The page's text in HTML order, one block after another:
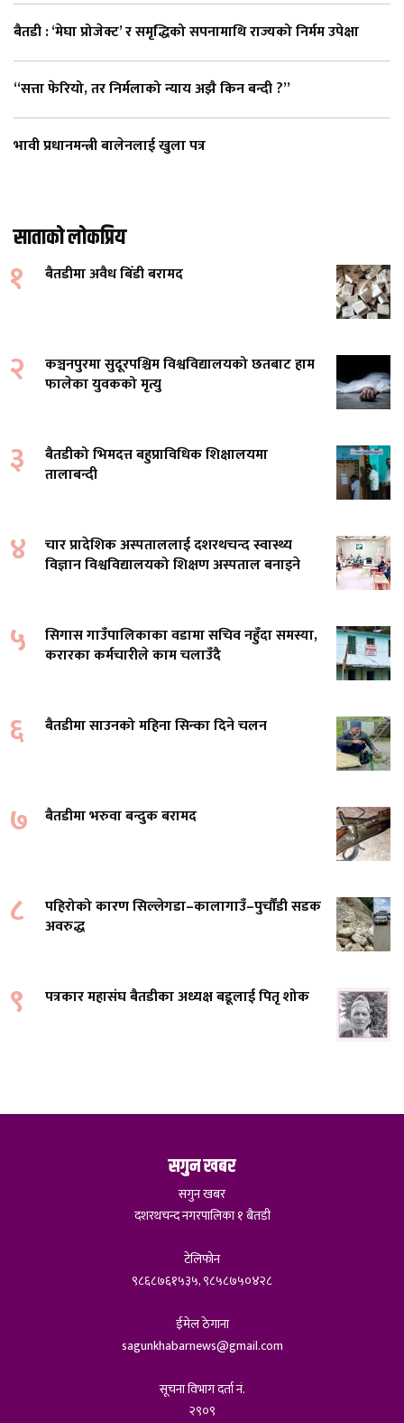
बैतडी : ‘मेघा प्रोजेक्ट’ र समृद्धिको सपनामाथि राज्यको निर्मम उपेक्षा
“सत्ता फेरियो, तर निर्मलाको न्याय अझै किन बन्दी ?”
भावी प्रधानमन्त्री बालेनलाई खुला पत्र
साताको लोकप्रिय
१ बैतडीमा अवैध बिँडी बरामद
२
कञ्चनपुरमा सुदूरपश्चिम विश्वविद्यालयको छतबाट हाम
फालेका युवकको मृत्यु
३
बैतडीको भिमदत्त बहुप्राविधिक शिक्षालयमा
तालाबन्दी
४
चार प्रादेशिक अस्पताललाई दशरथचन्द स्वास्थ्य
विज्ञान विश्वविद्यालयको शिक्षण अस्पताल बनाइने
५
सिगास गाउँपालिकाका वडामा सचिव नहुँदा समस्या,
करारका कर्मचारीले काम चलाउँदै
६ बैतडीमा साउनको महिना सिन्का दिने चलन
७ बैतडीमा भरुवा बन्दुक बरामद
८
पहिरोको कारण सिल्लेगडा–कालागाउँ–पुर्चौंडी सडक
अवरुद्ध
९ पत्रकार महासंघ बैतडीका अध्यक्ष बडूलाई पितृ शोक
सगुन खबर
सगुन खबर
दशरथचन्द नगरपालिका १ बैतडी
टेलिफोन
९८६८७६१५३५, ९८५८७५०४२८
ईमेल ठेगाना
sagunkhabarnews@gmail.com
सूचना विभाग दर्ता नं.
२९०९